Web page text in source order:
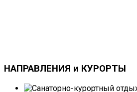
НАПРАВЛЕНИЯ и КУРОРТЫ